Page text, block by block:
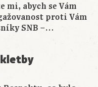
mi, abych se Vám
proti Vám
SNB –…